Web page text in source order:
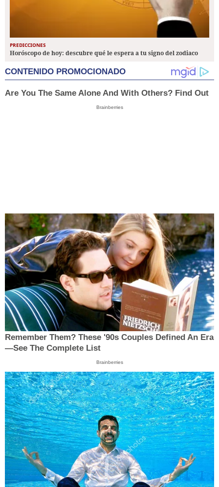
PREDICCIONES
Horóscopo de hoy: descubre qué le espera a tu signo del zodiaco
CONTENIDO PROMOCIONADO
Are You The Same Alone And With Others? Find Out
Brainberries
Remember Them? These '90s Couples Defined An Era
—See The Complete List
Brainberries